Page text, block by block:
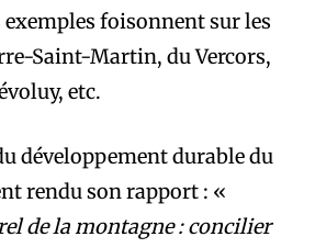
exemples foisonnent sur les
Saint-Martin, du Vercors,
etc.
développement durable du
rendu son rapport : «
de la montagne : concilier